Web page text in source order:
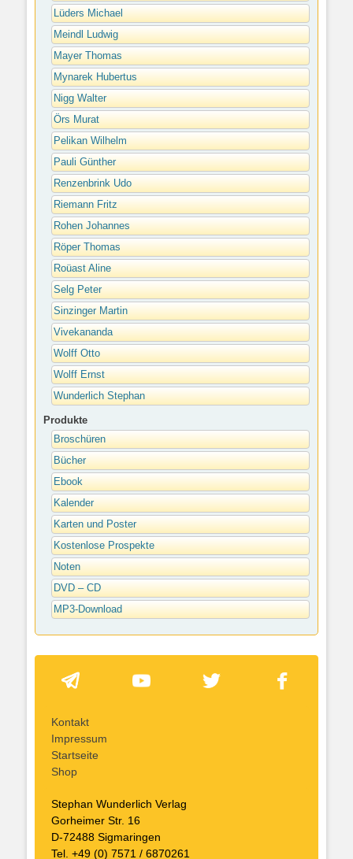
Lüders Michael
Meindl Ludwig
Mayer Thomas
Mynarek Hubertus
Nigg Walter
Örs Murat
Pelikan Wilhelm
Pauli Günther
Renzenbrink Udo
Riemann Fritz
Rohen Johannes
Röper Thomas
Roüast Aline
Selg Peter
Sinzinger Martin
Vivekananda
Wolff Otto
Wolff Ernst
Wunderlich Stephan
Produkte
Broschüren
Bücher
Ebook
Kalender
Karten und Poster
Kostenlose Prospekte
Noten
DVD – CD
MP3-Download
Kontakt
Impressum
Startseite
Shop
Stephan Wunderlich Verlag
Gorheimer Str. 16
D-72488 Sigmaringen
Tel. +49 (0) 7571 / 6870261